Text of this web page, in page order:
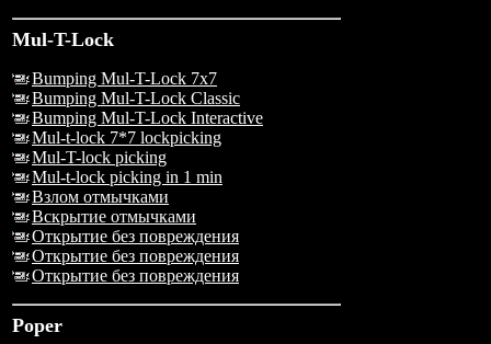
Mul-T-Lock
Bumping Mul-T-Lock 7x7
Bumping Mul-T-Lock Classic
Bumping Mul-T-Lock Interactive
Mul-t-lock 7*7 lockpicking
Mul-T-lock picking
Mul-t-lock picking in 1 min
Взлом отмычками
Вскрытие отмычками
Открытие без повреждения
Открытие без повреждения
Открытие без повреждения
Poper